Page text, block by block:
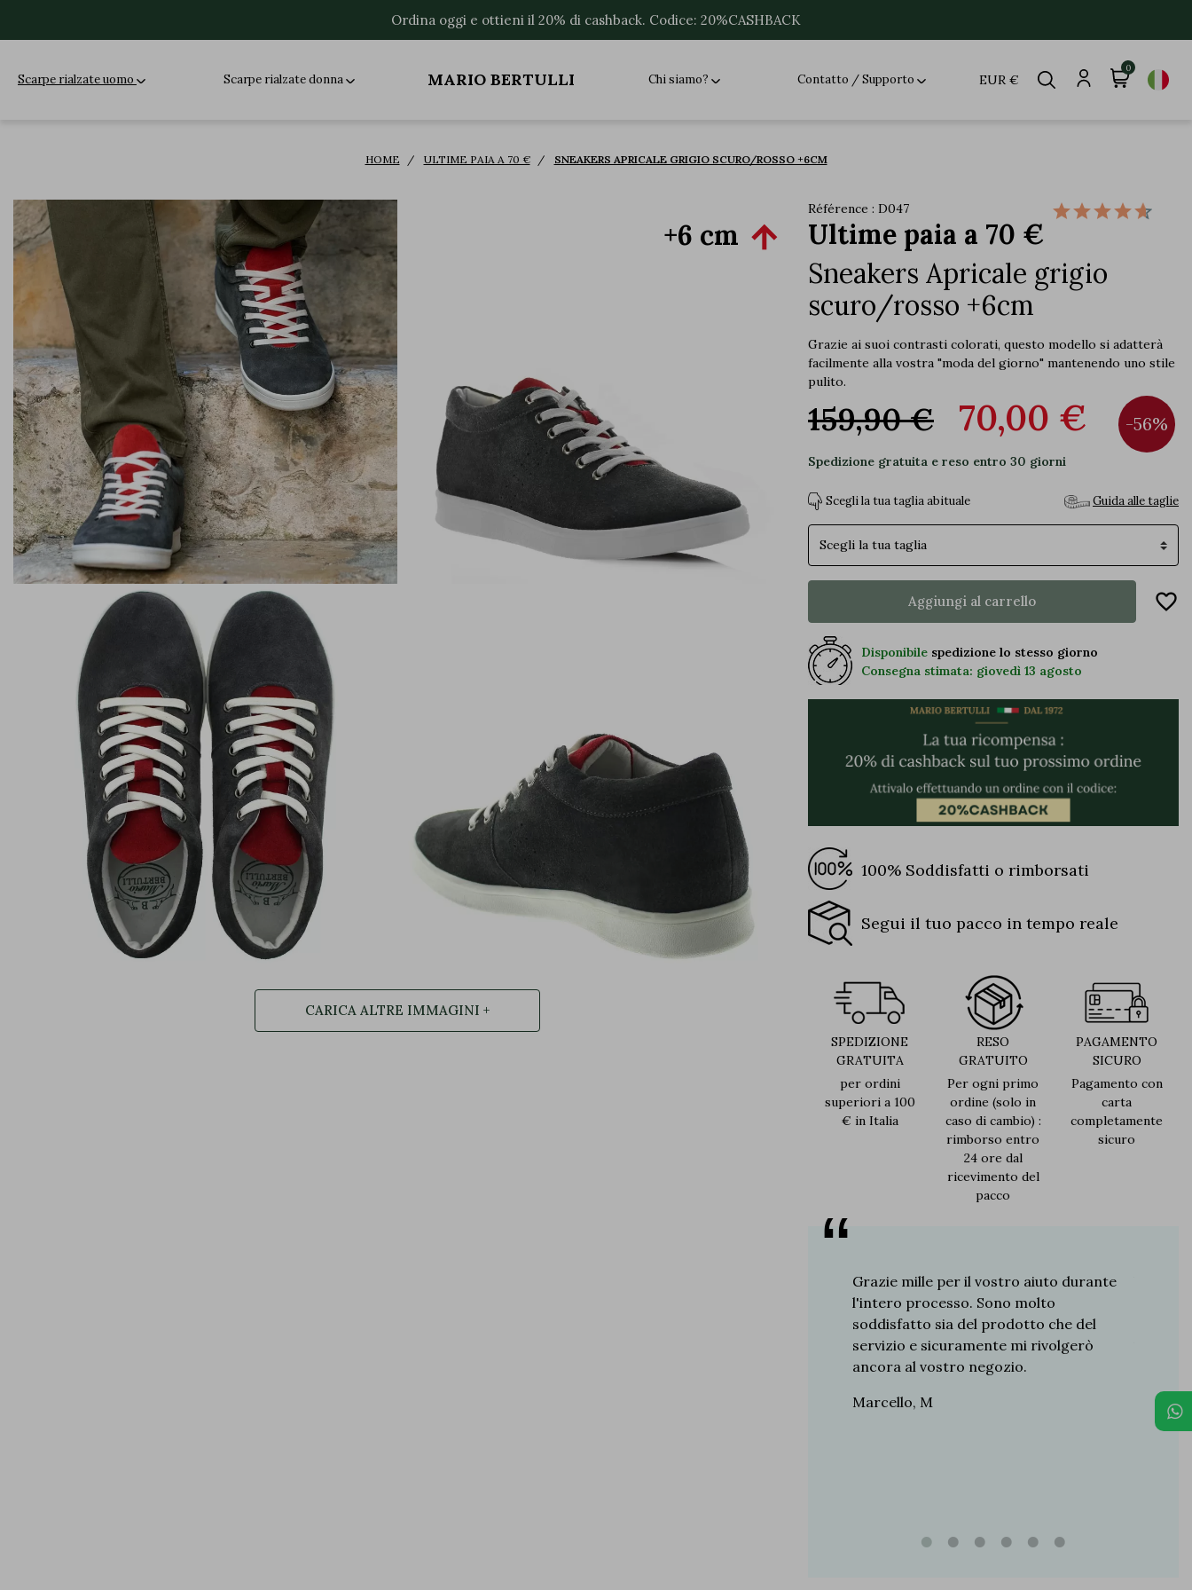
Ordina oggi e ottieni il 20% di cashback. Codice: 20%CASHBACK
Scarpe rialzate uomo Scarpe rialzate donna MARIO BERTULLI Chi siamo? Contatto / Supporto EUR €
0
HOME ULTIME PAIA A 70 € SNEAKERS APRICALE GRIGIO SCURO/ROSSO +6CM
Référence : D047
Ultime paia a 70 €
Sneakers Apricale grigio
scuro/rosso +6cm
Grazie ai suoi contrasti colorati, questo modello si adatterà
facilmente alla vostra "moda del giorno" mantenendo uno stile
pulito.
159,90 € 70,00 € -56%
Spedizione gratuita e reso entro 30 giorni
Scegli la tua taglia abituale Guida alle taglie
Taglia
Aggiungi al carrello favorite_border
Disponibile spedizione lo stesso giorno
Consegna stimata: giovedì 13 agosto
100% Soddisfatti o rimborsati
Segui il tuo pacco in tempo reale
SPEDIZIONE
GRATUITA
per ordini
superiori a 100
€ in Italia
RESO
GRATUITO
Per ogni primo
ordine (solo in
caso di cambio) :
rimborso entro
24 ore dal
ricevimento del
pacco
PAGAMENTO
SICURO
Pagamento con
carta
completamente
sicuro
Grazie mille per il vostro aiuto durante
l'intero processo. Sono molto
soddisfatto sia del prodotto che del
servizio e sicuramente mi rivolgerò
ancora al vostro negozio.
Marcello, M
+6 cm 
CARICA ALTRE IMMAGINI +